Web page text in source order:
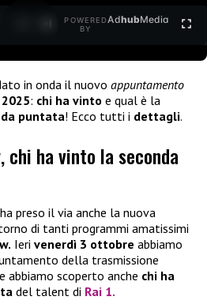
POWERED
BY
AdhubMedia
in onda il nuovo appuntamento
: chi ha vinto e qual è la
puntata! Ecco tutti i dettagli.
chi ha vinto la seconda
preso il via anche la nuova
di tanti programmi amatissimi
Ieri venerdì 3 ottobre abbiamo
della trasmissione
e abbiamo scoperto anche chi ha
del talent di Rai 1.